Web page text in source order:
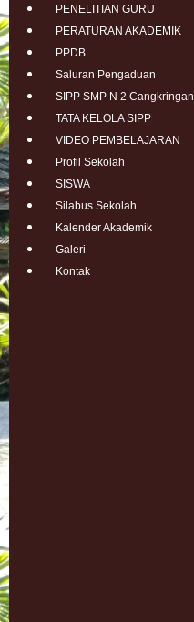
PENELITIAN GURU
PERATURAN AKADEMIK
PPDB
Saluran Pengaduan
SIPP SMP N 2 Cangkringan
TATA KELOLA SIPP
VIDEO PEMBELAJARAN
Profil Sekolah
SISWA
Silabus Sekolah
Kalender Akademik
Galeri
Kontak